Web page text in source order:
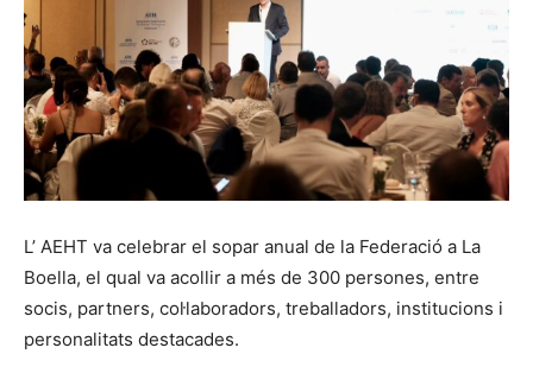
L’ AEHT va celebrar el sopar anual de la Federació a La
Boella, el qual va acollir a més de 300 persones, entre
socis, partners, col·laboradors, treballadors, institucions i
personalitats destacades.